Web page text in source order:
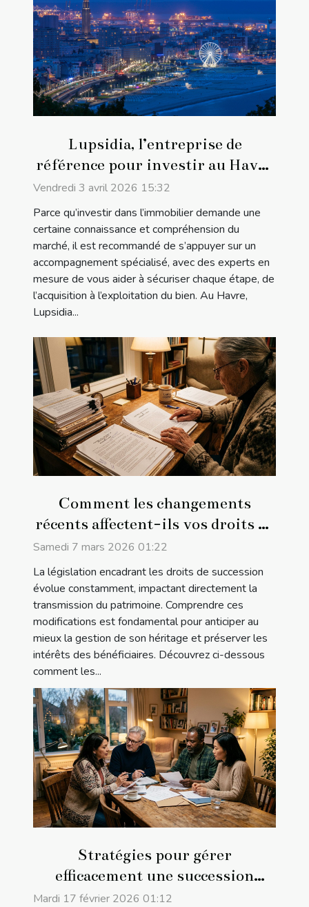
Lupsidia, l’entreprise de
référence pour investir au Havre
!
Vendredi 3 avril 2026 15:32
Parce qu’investir dans l’immobilier demande une
certaine connaissance et compréhension du
marché, il est recommandé de s’appuyer sur un
accompagnement spécialisé, avec des experts en
mesure de vous aider à sécuriser chaque étape, de
l’acquisition à l’exploitation du bien. Au Havre,
Lupsidia...
Comment les changements
récents affectent-ils vos droits de
succession ?
Samedi 7 mars 2026 01:22
La législation encadrant les droits de succession
évolue constamment, impactant directement la
transmission du patrimoine. Comprendre ces
modifications est fondamental pour anticiper au
mieux la gestion de son héritage et préserver les
intérêts des bénéficiaires. Découvrez ci-dessous
comment les...
Stratégies pour gérer
efficacement une succession
familiale
Mardi 17 février 2026 01:12